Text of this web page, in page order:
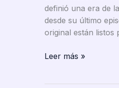
definió una era de
desde su último
original están
¡Malcolm
Leer más »